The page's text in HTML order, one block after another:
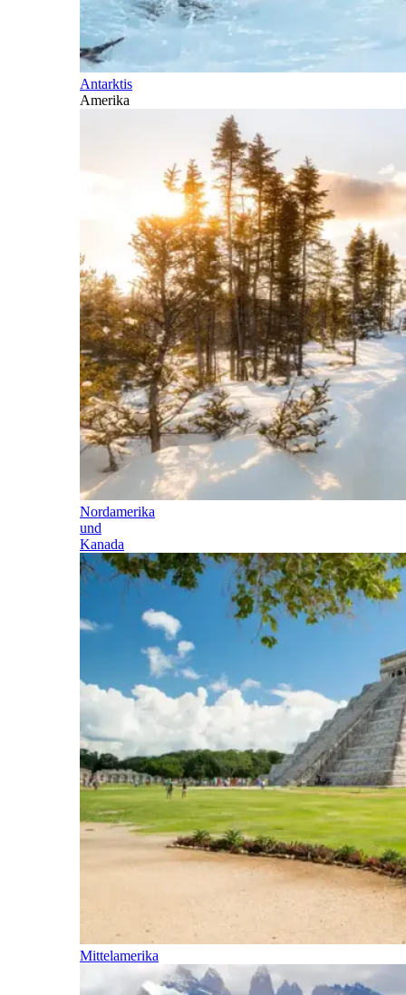
Antarktis
Amerika
Nordamerika
und
Kanada
Mittelamerika